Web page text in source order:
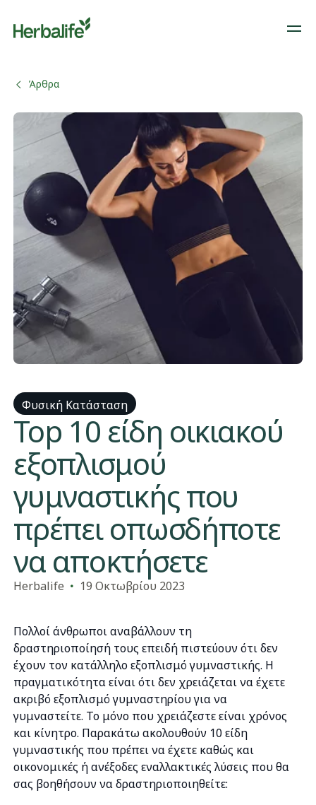
Άρθρα
Φυσική Κατάσταση
​Top 10 είδη οικιακού
εξοπλισμού
γυμναστικής που
πρέπει οπωσδήποτε
να αποκτήσετε
Herbalife 19 Οκτωβρίου 2023
Πολλοί άνθρωποι αναβάλλουν τη
δραστηριοποίησή τους επειδή πιστεύουν ότι δεν
έχουν τον κατάλληλο εξοπλισμό γυμναστικής. Η
πραγματικότητα είναι ότι δεν χρειάζεται να έχετε
ακριβό εξοπλισμό γυμναστηρίου για να
γυμναστείτε. Το μόνο που χρειάζεστε είναι χρόνος
και κίνητρο. Παρακάτω ακολουθούν 10 είδη
γυμναστικής που πρέπει να έχετε καθώς και
οικονομικές ή ανέξοδες εναλλακτικές λύσεις που θα
σας βοηθήσουν να δραστηριοποιηθείτε: